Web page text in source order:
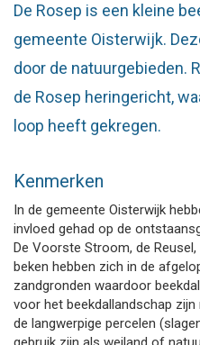
De Rosep is een kleine
gemeente Oisterwijk.
door de natuurgebieden.
de Rosep heringericht,
loop heeft gekregen.
Kenmerken
In de gemeente Oisterwijk
invloed gehad op de
De Voorste Stroom, de Reusel,
beken hebben zich in de
zandgronden waardoor
voor het beekdallandschap
de langwerpige percelen